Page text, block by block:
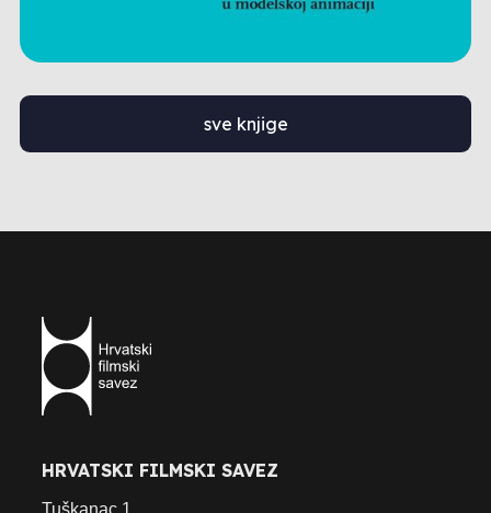
sve knjige
HRVATSKI FILMSKI SAVEZ
Tuškanac 1